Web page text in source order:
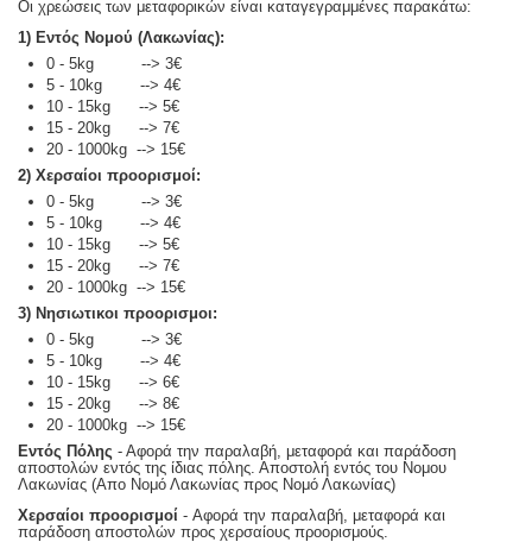
Οι χρεώσεις των μεταφορικών είναι καταγεγραμμένες παρακάτω:
1) Εντός Νομού (Λακωνίας):
0 - 5kg --> 3€
5 - 10kg --> 4€
10 - 15kg --> 5€
15 - 20kg --> 7€
20 - 1000kg --> 15€
2) Χερσαίοι προορισμοί:
0 - 5kg --> 3€
5 - 10kg --> 4€
10 - 15kg --> 5€
15 - 20kg --> 7€
20 - 1000kg --> 15€
3) Νησιωτικοι προορισμοι:
0 - 5kg --> 3€
5 - 10kg --> 4€
10 - 15kg --> 6€
15 - 20kg --> 8€
20 - 1000kg --> 15€
Εντός Πόλης - Αφορά την παραλαβή, μεταφορά και παράδοση
αποστολών εντός της ίδιας πόλης. Αποστολή εντός του Νομου
Λακωνίας (Απο Νομό Λακωνίας προς Νομό Λακωνίας)
Χερσαίοι προορισμοί - Αφορά την παραλαβή, μεταφορά και
παράδοση αποστολών προς χερσαίους προορισμούς.